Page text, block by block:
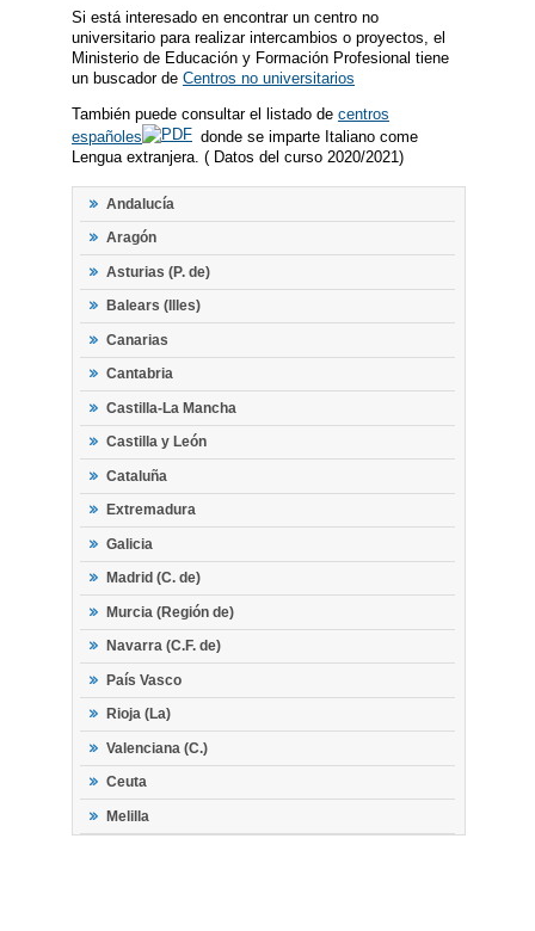
Si está interesado en encontrar un centro no
universitario para realizar intercambios o proyectos, el
Ministerio de Educación y Formación Profesional tiene
un buscador de Centros no universitarios
También puede consultar el listado de centros
españoles
donde se imparte Italiano come
Lengua extranjera. ( Datos del curso 2020/2021)
Andalucía
Aragón
Asturias (P. de)
Balears (Illes)
Canarias
Cantabria
Castilla-La Mancha
Castilla y León
Cataluña
Extremadura
Galicia
Madrid (C. de)
Murcia (Región de)
Navarra (C.F. de)
País Vasco
Rioja (La)
Valenciana (C.)
Ceuta
Melilla